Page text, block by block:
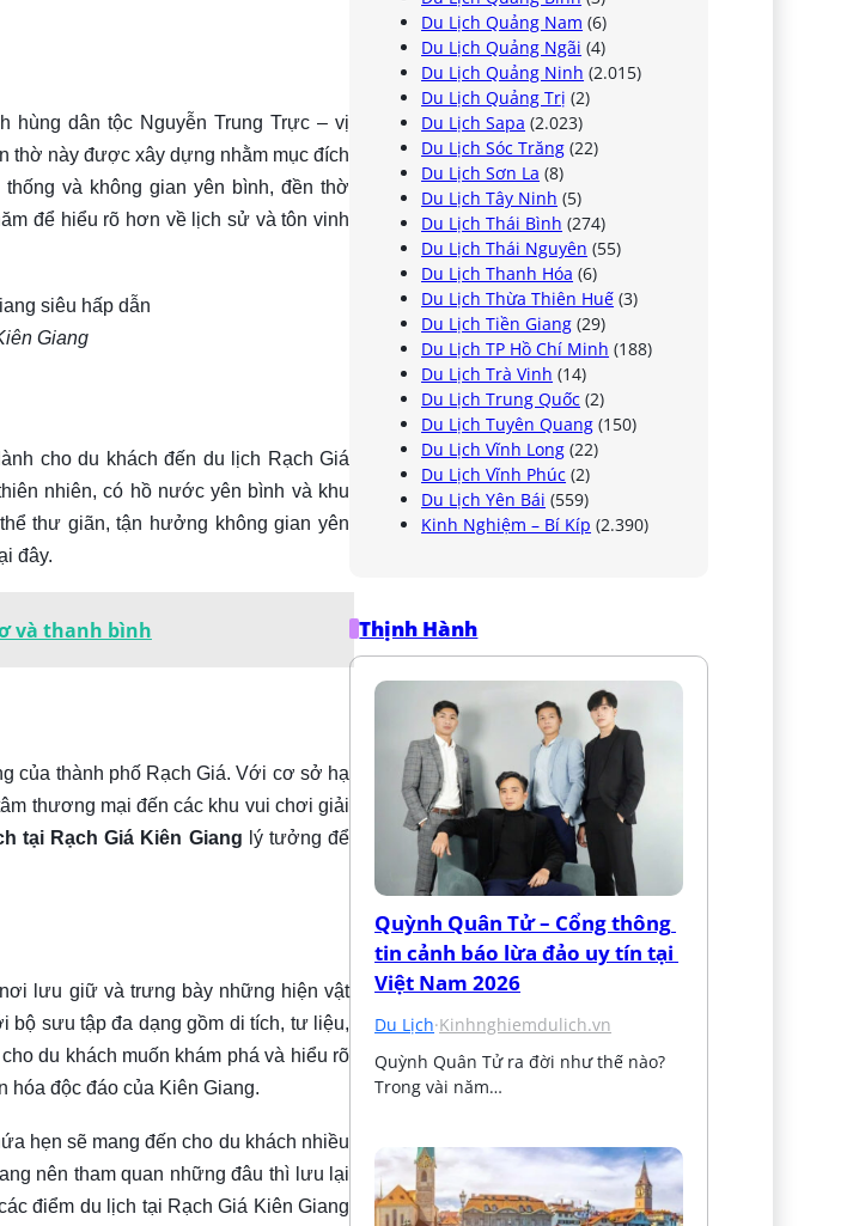
hùng dân tộc Nguyễn Trung Trực – vị
thờ này được xây dựng nhằm mục đích
và không gian yên bình, đền thờ
để hiểu rõ hơn về lịch sử và tôn vinh
Giang
cho du khách đến du lịch Rạch Giá
nhiên, có hồ nước yên bình và khu
thư giãn, tận hưởng không gian yên
đây.
và thanh bình
của thành phố Rạch Giá. Với cơ sở hạ
thương mại đến các khu vui chơi giải
tại Rạch Giá Kiên Giang lý tưởng để
lưu giữ và trưng bày những hiện vật
bộ sưu tập đa dạng gồm di tích, tư liệu,
du khách muốn khám phá và hiểu rõ
hóa độc đáo của Kiên Giang.
hẹn sẽ mang đến cho du khách nhiều
nên tham quan những đâu thì lưu lại
điểm du lịch tại Rạch Giá Kiên Giang
Du Lịch Quảng Nam (6)
Du Lịch Quảng Ngãi (4)
Du Lịch Quảng Ninh (2.015)
Du Lịch Quảng Trị (2)
Du Lịch Sapa (2.023)
Du Lịch Sóc Trăng (22)
Du Lịch Sơn La (8)
Du Lịch Tây Ninh (5)
Du Lịch Thái Bình (274)
Du Lịch Thái Nguyên (55)
Du Lịch Thanh Hóa (6)
Du Lịch Thừa Thiên Huế (3)
Du Lịch Tiền Giang (29)
Du Lịch TP Hồ Chí Minh (188)
Du Lịch Trà Vinh (14)
Du Lịch Trung Quốc (2)
Du Lịch Tuyên Quang (150)
Du Lịch Vĩnh Long (22)
Du Lịch Vĩnh Phúc (2)
Du Lịch Yên Bái (559)
Kinh Nghiệm – Bí Kíp (2.390)
Thịnh Hành
Quỳnh Quân Tử – Cổng thông
tin cảnh báo lừa đảo uy tín tại
Việt Nam 2026
Du Lịch·Kinhnghiemdulich.vn
Quỳnh Quân Tử ra đời như thế nào?
Trong vài năm…